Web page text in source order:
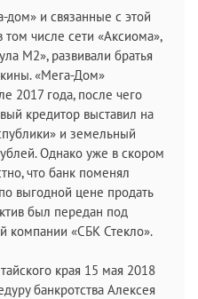
и связанные с этой
числе сети «Аксиома»,
М2», развивали братья
«Мега-Дом»
2017 года, после чего
кредитор выставил на
и земельный
Однако уже в скором
что банк поменял
выгодной цене продать
был передан под
компании «СБК Стекло».
края 15 мая 2018
банкротства Алексея